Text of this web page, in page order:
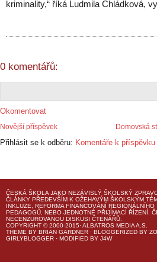
kriminality,“ říká Ludmila Chládková,
0 komentářů:
Okomentovat
Novější příspěvek Domovská
Přihlásit se k odběru: Komentáře k
ČESKÁ ŠKOLA JAKO NEZÁVISLÝ ŠKOLSKÝ
ČLÁNKY PŘEDEVŠÍM K OŽEHAVÝM ŠKOLSKÝM
INKLUZE, REFORMA FINANCOVÁNÍ
PEDAGOGŮ, NEBO JEDNOTNÉ PŘIJÍMACÍ ŘÍZENÍ.
NECENZUROVANOU DISKUSI ČTENÁŘŮ.
COPYRIGHT © 2000-2015· ALBATROS MEDIA A.S.
THEME BY BRIAN GARDNER · BLOGGERIZED BY
GIRLYBLOGGER · MODIFIED BY J4W